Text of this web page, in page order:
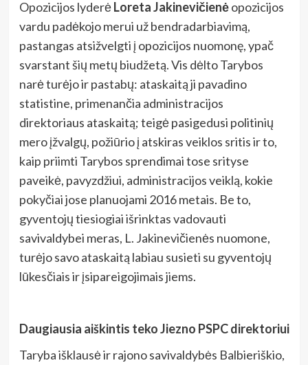
Opozicijos lyderėLoreta Jakinevičienėopozicijos
vardu padėkojo merui už bendradarbiavimą,
pastangas atsižvelgti į opozicijos nuomonę, ypač
svarstant šių metų biudžetą. Vis dėlto Tarybos
narė turėjo ir pastabų: ataskaitą ji pavadino
statistine, primenančia administracijos
direktoriaus ataskaitą; teigė pasigedusi politinių
mero įžvalgų, požiūrio į atskiras veiklos sritis ir to,
kaip priimti Tarybos sprendimai tose srityse
paveikė, pavyzdžiui, administracijos veiklą, kokie
pokyčiai jose planuojami 2016 metais. Be to,
gyventojų tiesiogiai išrinktas vadovauti
savivaldybei meras, L. Jakinevičienės nuomone,
turėjo savo ataskaitą labiau susieti su gyventojų
lūkesčiais ir įsipareigojimais jiems.
Daugiausia aiškintis teko Jiezno PSPC direktoriui
Taryba išklausė ir rajono savivaldybės Balbieriškio,